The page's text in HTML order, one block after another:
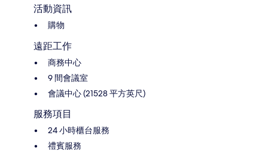
活動資訊
購物
遠距工作
商務中心
9 間會議室
會議中心 (21528 平方英尺)
服務項目
24 小時櫃台服務
禮賓服務